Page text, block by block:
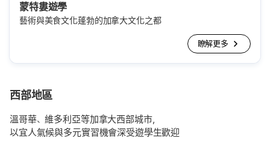
蒙特婁遊學
藝術與美食文化蓬勃的加拿大文化之都
瞭解更多
西部地區
溫哥華、維多利亞等加拿大西部城市，
以宜人氣候與多元實習機會深受遊學生歡迎